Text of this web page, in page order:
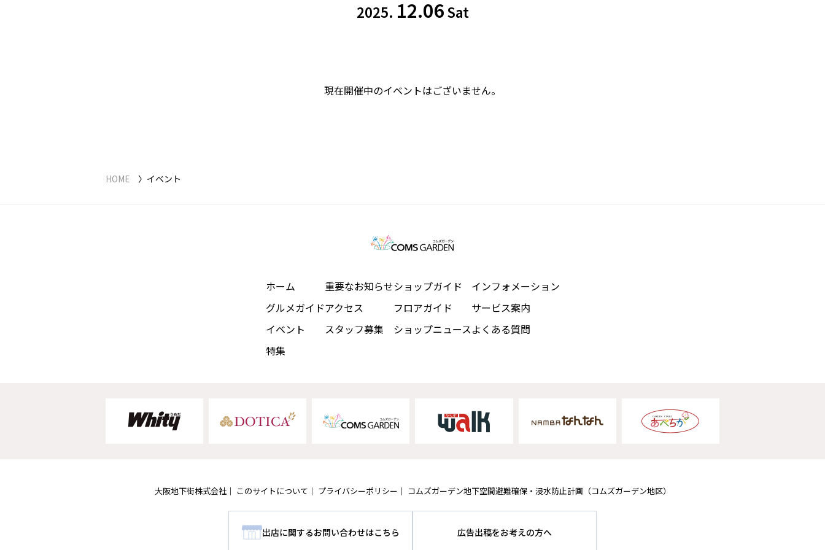
2025. 12.06 Sat
現在開催中のイベントはございません。
HOME イベント
ホーム
グルメガイド
イベント
特集
重要なお知らせ
アクセス
スタッフ募集
ショップガイド
フロアガイド
ショップニュース
インフォメーション
サービス案内
よくある質問
大阪地下街株式会社 このサイトについて プライバシーポリシー コムズガーデン地下空間避難確保・浸水防止計画（コムズガーデン地区）
出店に関するお問い合わせはこちら 広告出稿をお考えの方へ